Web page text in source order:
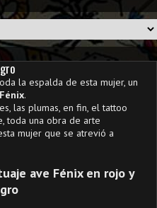
la espalda de esta mujer, un
.
las plumas, en fin, el tattoo
toda una obra de arte
mujer que se atrevió a
ave Fénix en rojo y